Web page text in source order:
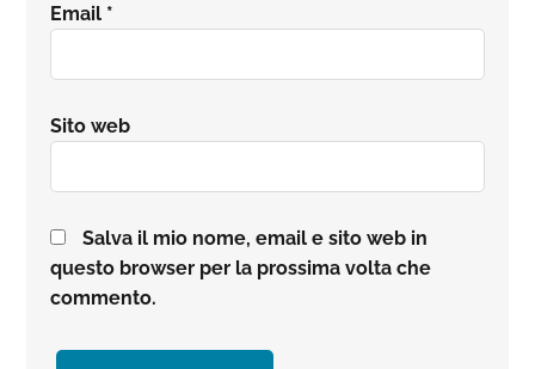
Email *
Sito web
Salva il mio nome, email e sito web in
questo browser per la prossima volta che
commento.